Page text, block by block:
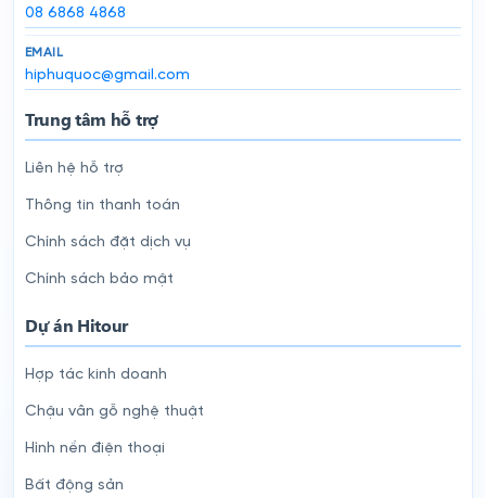
08 6868 4868
EMAIL
hiphuquoc@gmail.com
Trung tâm hỗ trợ
Liên hệ hỗ trợ
Thông tin thanh toán
Chính sách đặt dịch vụ
Chính sách bảo mật
Dự án Hitour
Hợp tác kinh doanh
Chậu vân gỗ nghệ thuật
Hình nền điện thoại
Bất động sản